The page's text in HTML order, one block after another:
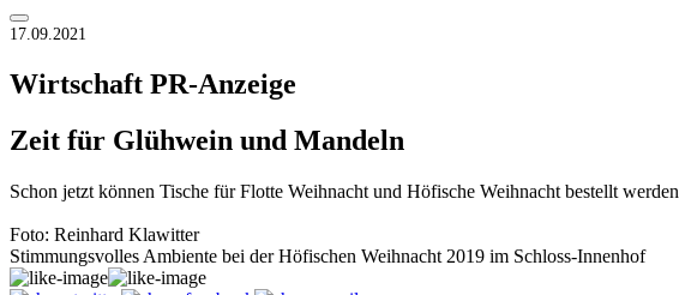
17.09.2021
Wirtschaft PR-Anzeige
Zeit für Glühwein und Mandeln
Schon jetzt können Tische für Flotte Weihnacht und Höfische Weihnacht bestellt werden
Foto: Reinhard Klawitter
Stimmungsvolles Ambiente bei der Höfischen Weihnacht 2019 im Schloss-Innenhof